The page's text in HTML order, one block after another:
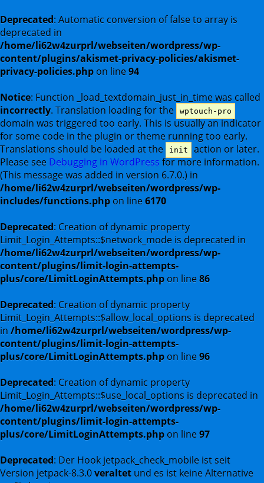
Deprecated: Automatic conversion of false to array is
deprecated in
/home/li62w4zurprl/webseiten/wordpress/wp-
content/plugins/akismet-privacy-policies/akismet-
privacy-policies.php on line94
Notice: Function _load_textdomain_just_in_time was called
incorrectly. Translation loading for the wptouch-pro
domain was triggered too early. This is usually an indicator
for some code in the plugin or theme running too early.
Translations should be loaded at the
init
action or later.
Please see Debugging in WordPress for more information.
(This message was added in version 6.7.0.) in
/home/li62w4zurprl/webseiten/wordpress/wp-
includes/functions.php on line6170
Deprecated: Creation of dynamic property
Limit_Login_Attempts::$network_mode is deprecated in
/home/li62w4zurprl/webseiten/wordpress/wp-
content/plugins/limit-login-attempts-
plus/core/LimitLoginAttempts.php on line86
Deprecated: Creation of dynamic property
Limit_Login_Attempts::$allow_local_options is deprecated
in /home/li62w4zurprl/webseiten/wordpress/wp-
content/plugins/limit-login-attempts-
plus/core/LimitLoginAttempts.php on line96
Deprecated: Creation of dynamic property
Limit_Login_Attempts::$use_local_options is deprecated in
/home/li62w4zurprl/webseiten/wordpress/wp-
content/plugins/limit-login-attempts-
plus/core/LimitLoginAttempts.php on line97
Deprecated: Der Hook jetpack_check_mobile ist seit
Version jetpack-8.3.0veraltet und es ist keine Alternative